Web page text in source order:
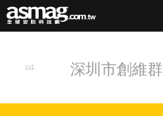
深圳市創維